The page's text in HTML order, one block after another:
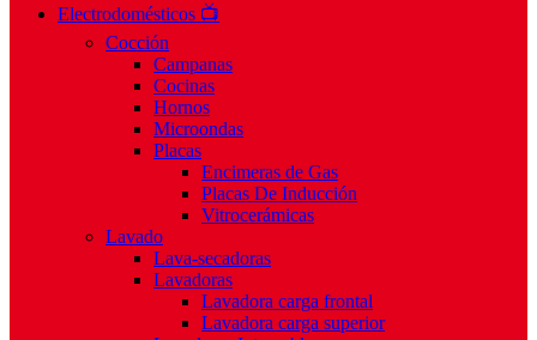
Electrodomésticos 📺
Cocción
Campanas
Cocinas
Hornos
Microondas
Placas
Encimeras de Gas
Placas De Inducción
Vitrocerámicas
Lavado
Lava-secadoras
Lavadoras
Lavadora carga frontal
Lavadora carga superior